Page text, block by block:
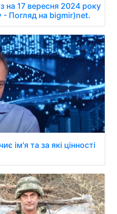
на 17 вересня 2024 року
- Погляд на bigmir)net.
ім'я та за які цінності